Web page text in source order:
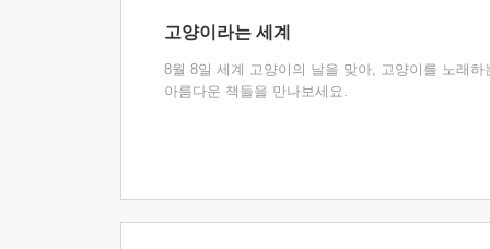
고양이라는 세계
8월 8일 세계 고양이의 날을 맞아, 고양이를 노래하
아름다운 책들을 만나보세요.